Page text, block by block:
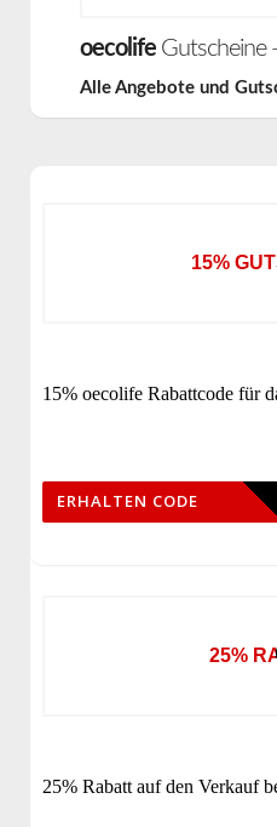
oecolife Gutscheine -
Alle Angebote und
15%
15% oecolife Rabattcode für
ERHALTEN CODE
25%
25% Rabatt auf den Verkauf